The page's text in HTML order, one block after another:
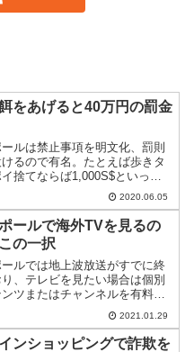
をあげると40万円の罰金
ルは禁止事項を明文化、罰則
るので有名。たとえば歩きタ
捨てならば1,000S$といった
1日から野鳥に餌をあげても罰
2020.06.05
ールで海外TVを見るの
の一択
ルでは地上波放送がすでに終
、テレビを見たい場合は個別
ツまたはチャンネルを有料で
も、時間の合間にぼ～っとみた
ある。そんなときにおすすめし
今回のTV-BOXである。
2021.01.29
ンショッピングで詐欺を